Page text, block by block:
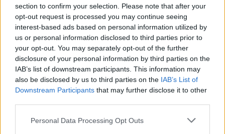
section to confirm your selection. Please note that after your
opt-out request is processed you may continue seeing
interest-based ads based on personal information utilized by
us or personal information disclosed to third parties prior to
your opt-out. You may separately opt-out of the further
disclosure of your personal information by third parties on the
IAB’s list of downstream participants. This information may
also be disclosed by us to third parties on the IAB’s List of
Downstream Participants that may further disclose it to other
Personal Data Processing Opt Outs
Deputados do PSD saúdam Banda
Sinfónica da ARMAB pelo 1º lugar no
certame internacional de Valência